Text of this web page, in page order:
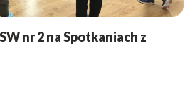
nr 2 na Spotkaniach z